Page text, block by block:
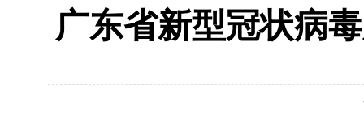
广东省新型冠状病